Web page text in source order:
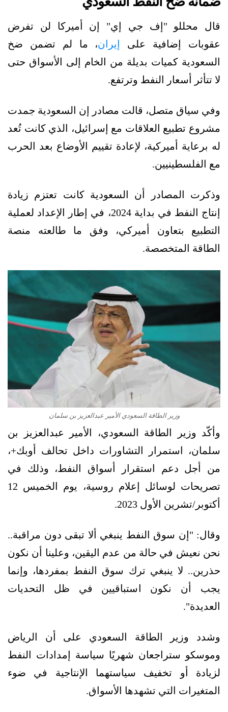
قال محللو "إف جي إي" إن أميركا لن تفرض
عقوبات إضافية على
إيران، ما لم تضمن ضخ
السعودية كميات بديلة من الخام إلى الأسواق حتى
لا تتأثر أسعار النفط وترتفع.
وفي سياق متصل، قالت مصادر إن السعودية جمدت
مشروع تطبيع العلاقات مع إسرائيل، الذي كانت تُعد
له برعاية أميركية، لإعادة تقييم الأوضاع بعد الحرب
مع الفلسطينيين.
وذكرت المصادر أن السعودية كانت تعتزم زيادة
إنتاج النفط في بداية 2024، في إطار الإعداد لعملية
التطبيع بتعاون أميركي، وفق ما طالعته منصة
الطاقة المتخصصة.
وزير الطاقة السعودي الأمير عبدالعزيز بن سلمان
وأكّد وزير الطاقة السعودي، الأمير عبدالعزيز بن
سلمان، استمرار التشاورات داخل تحالف أوبك+،
من أجل دعم استقرار أسواق النفط، وذلك في
تصريحات لوسائل إعلام روسية، يوم الخميس 12
أكتوبر/تشرين الأول 2023.
وقال: "إن سوق النفط ينبغي ألا تبقى دون مراقبة..
نحن نعيش في حالة من عدم اليقين، وعلينا أن نكون
حذرين.. لا ينبغي ترك سوق النفط بمفردها، وإنما
يجب أن نكون استباقيين في ظل التحديات
العديدة".
وشدد وزير الطاقة السعودي على أن الرياض
وموسكو ستراجعان شهريًا سياسة إمدادات النفط
لزيادة أو تخفيف سياستهما الإنتاجية في ضوء
المتغيرات التي تشهدها الأسواق.